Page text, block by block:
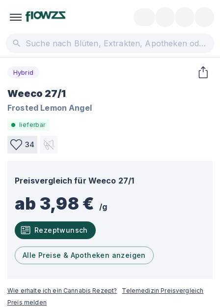
Hybrid
Weeco 27/1
Frosted Lemon Angel
lieferbar
34
Preisvergleich für Weeco 27/1
ab 3,98 € /g
Rezeptwunsch
Alle Preise & Apotheken anzeigen
Wie erhalte ich ein Cannabis Rezept?
Telemedizin Preisvergleich
Preis melden